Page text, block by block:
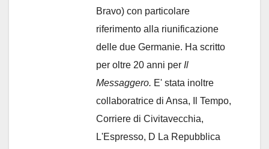
Bravo) con particolare
riferimento alla riunificazione
delle due Germanie. Ha scritto
per oltre 20 anni per Il
Messaggero. E' stata inoltre
collaboratrice di Ansa, Il Tempo,
Corriere di Civitavecchia,
L'Espresso, D La Repubblica